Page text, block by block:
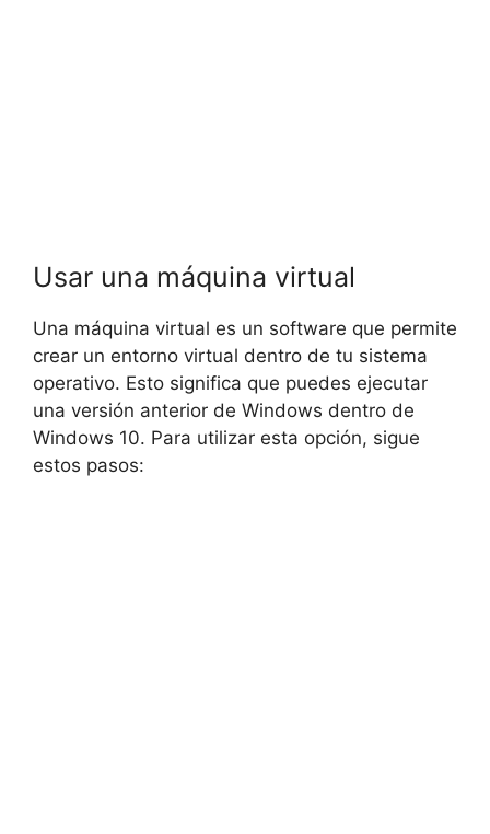
Usar una máquina virtual
Una máquina virtual es un software que permite
crear un entorno virtual dentro de tu sistema
operativo. Esto significa que puedes ejecutar
una versión anterior de Windows dentro de
Windows 10. Para utilizar esta opción, sigue
estos pasos: